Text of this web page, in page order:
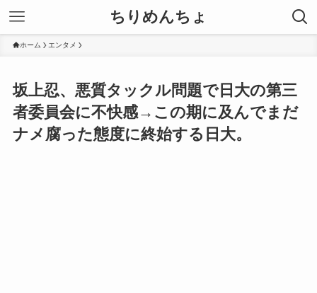
ちりめんちょ
ホーム エンタメ
坂上忍、悪質タックル問題で日大の第三
者委員会に不快感→この期に及んでまだ
ナメ腐った態度に終始する日大。